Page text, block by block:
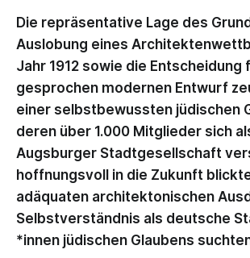
Die repräsentative Lage des
Auslobung eines
Jahr 1912 sowie die
ge­sprochen modernen Entwurf
einer selbstbewussten jüdischen
deren über 1.000 Mitglieder sich
Augsburger Stadtgesellschaft
hoffnungsvoll in die Zukunft
adäquaten archi­tek­tonischen
Selbst­ver­ständnis als deutsche
*innen jüdischen Glaubens